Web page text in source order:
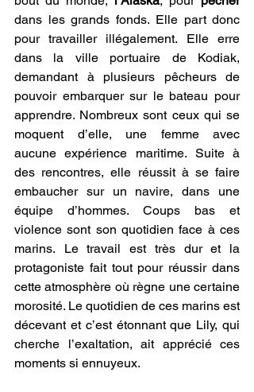
dans les grands fonds. Elle part donc
pour travailler illégalement. Elle erre
dans la ville portuaire de Kodiak,
demandant à plusieurs pêcheurs de
pouvoir embarquer sur le bateau pour
apprendre. Nombreux sont ceux qui se
moquent d’elle, une femme avec
aucune expérience maritime. Suite à
des rencontres, elle réussit à se faire
embaucher sur un navire, dans une
équipe d’hommes. Coups bas et
violence sont son quotidien face à ces
marins. Le travail est très dur et la
protagoniste fait tout pour réussir dans
cette atmosphère où règne une certaine
morosité. Le quotidien de ces marins est
décevant et c’est étonnant que Lily, qui
cherche l’exaltation, ait apprécié ces
moments si ennuyeux.